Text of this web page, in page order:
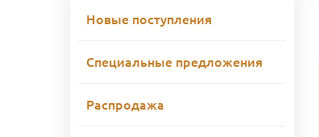
Новые поступления
Специальные предложения
Распродажа